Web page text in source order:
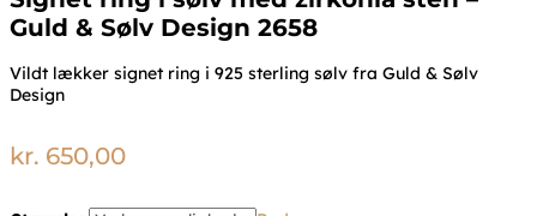
Guld & Sølv Design 2658
Vildt lækker signet ring i 925 sterling sølv fra Guld & Sølv
Design
kr. 650,00